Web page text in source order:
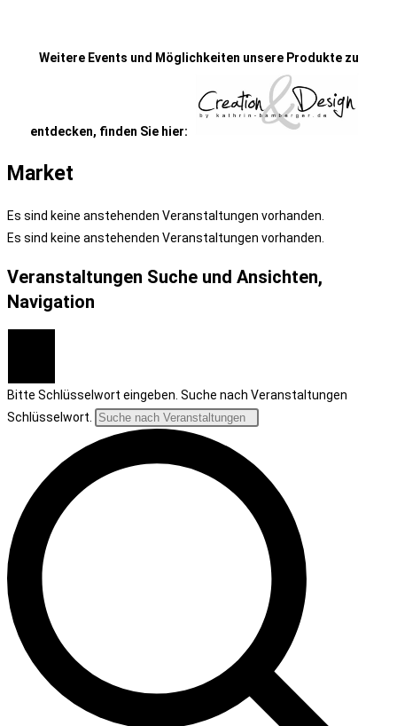
Weitere Events und Möglichkeiten unsere Produkte zu
entdecken, finden Sie hier:
Market
Es sind keine anstehenden Veranstaltungen vorhanden.
Es sind keine anstehenden Veranstaltungen vorhanden.
Veranstaltungen Suche und Ansichten,
Navigation
Bitte Schlüsselwort eingeben. Suche nach Veranstaltungen
Schlüsselwort.